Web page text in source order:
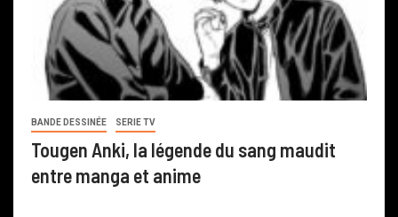
BANDE DESSINÉE SERIE TV
Tougen Anki, la légende du sang maudit
entre manga et anime